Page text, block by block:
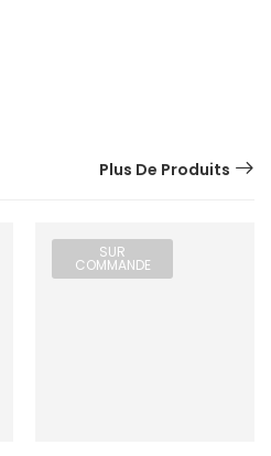
Plus De Produits
SUR
COMMANDE